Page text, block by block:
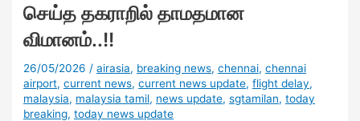
செய்த தகராறில் தாமதமான
விமானம்..!!
26/05/2026 /airasia, breaking news,chennai,chennai
airport,current news,current news update,flight delay,
malaysia, malaysia tamil, news update,sgtamilan,today
breaking,today news update